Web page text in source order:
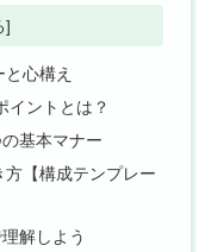
心構え
イントとは？
基本マナー
【構成テンプレー
解しよう